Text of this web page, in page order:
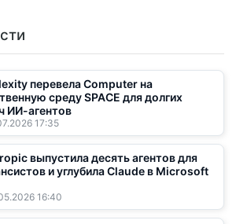
перевела Computer на
среду SPACE для долгих
ИИ-агентов
17:35
выпустила десять агентов для
и углубила Claude в Microsoft
16:40